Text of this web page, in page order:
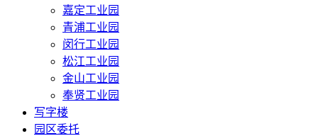
嘉定工业园
青浦工业园
闵行工业园
松江工业园
金山工业园
奉贤工业园
写字楼
园区委托